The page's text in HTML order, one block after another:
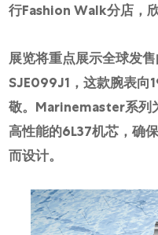
中国内地
香港特别行政区
腕表维修
联络我们
会员
登入
行Fashion Walk分店，
展览将重点展示全球发
SJE099J1，这款腕表向
敬。Marinemaster系列
高性能的6L37机芯，确
而设计。